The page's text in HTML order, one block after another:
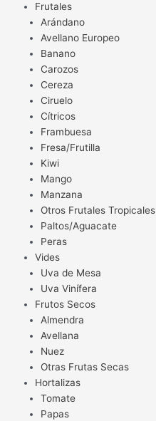
Frutales
Arándano
Avellano Europeo
Banano
Carozos
Cereza
Ciruelo
Cítricos
Frambuesa
Fresa/Frutilla
Kiwi
Mango
Manzana
Otros Frutales Tropicales
Paltos/Aguacate
Peras
Vides
Uva de Mesa
Uva Vinífera
Frutos Secos
Almendra
Avellana
Nuez
Otras Frutas Secas
Hortalizas
Tomate
Papas